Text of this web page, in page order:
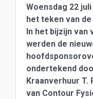
Woensdag 22
het teken van de
In het bijzijn
werden de
ondertekend
Kraanverhuur T.
van Contour